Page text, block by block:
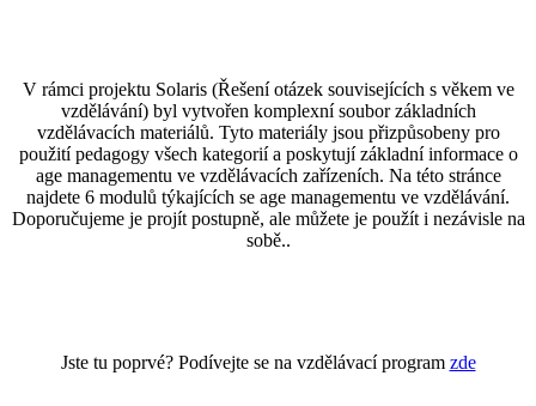
V rámci projektu Solaris (Řešení otázek souvisejících s věkem ve
vzdělávání) byl vytvořen komplexní soubor základních
vzdělávacích materiálů. Tyto materiály jsou přizpůsobeny pro
použití pedagogy všech kategorií a poskytují základní informace o
age managementu ve vzdělávacích zařízeních. Na této stránce
najdete 6 modulů týkajících se age managementu ve vzdělávání.
Doporučujeme je projít postupně, ale můžete je použít i nezávisle na
sobě..
Jste tu poprvé? Podívejte se na vzdělávací program zde